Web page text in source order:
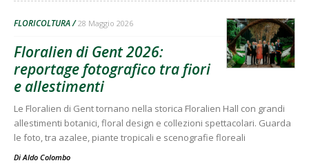
FLORICOLTURA 28 Maggio 2026
Floralien di Gent 2026:
reportage fotografico tra fiori
e allestimenti
Le Floralien di Gent tornano nella storica Floralien Hall con grandi
allestimenti botanici, floral design e collezioni spettacolari. Guarda
le foto, tra azalee, piante tropicali e scenografie floreali
Di Aldo Colombo